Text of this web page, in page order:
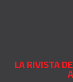
LA RIVISTA